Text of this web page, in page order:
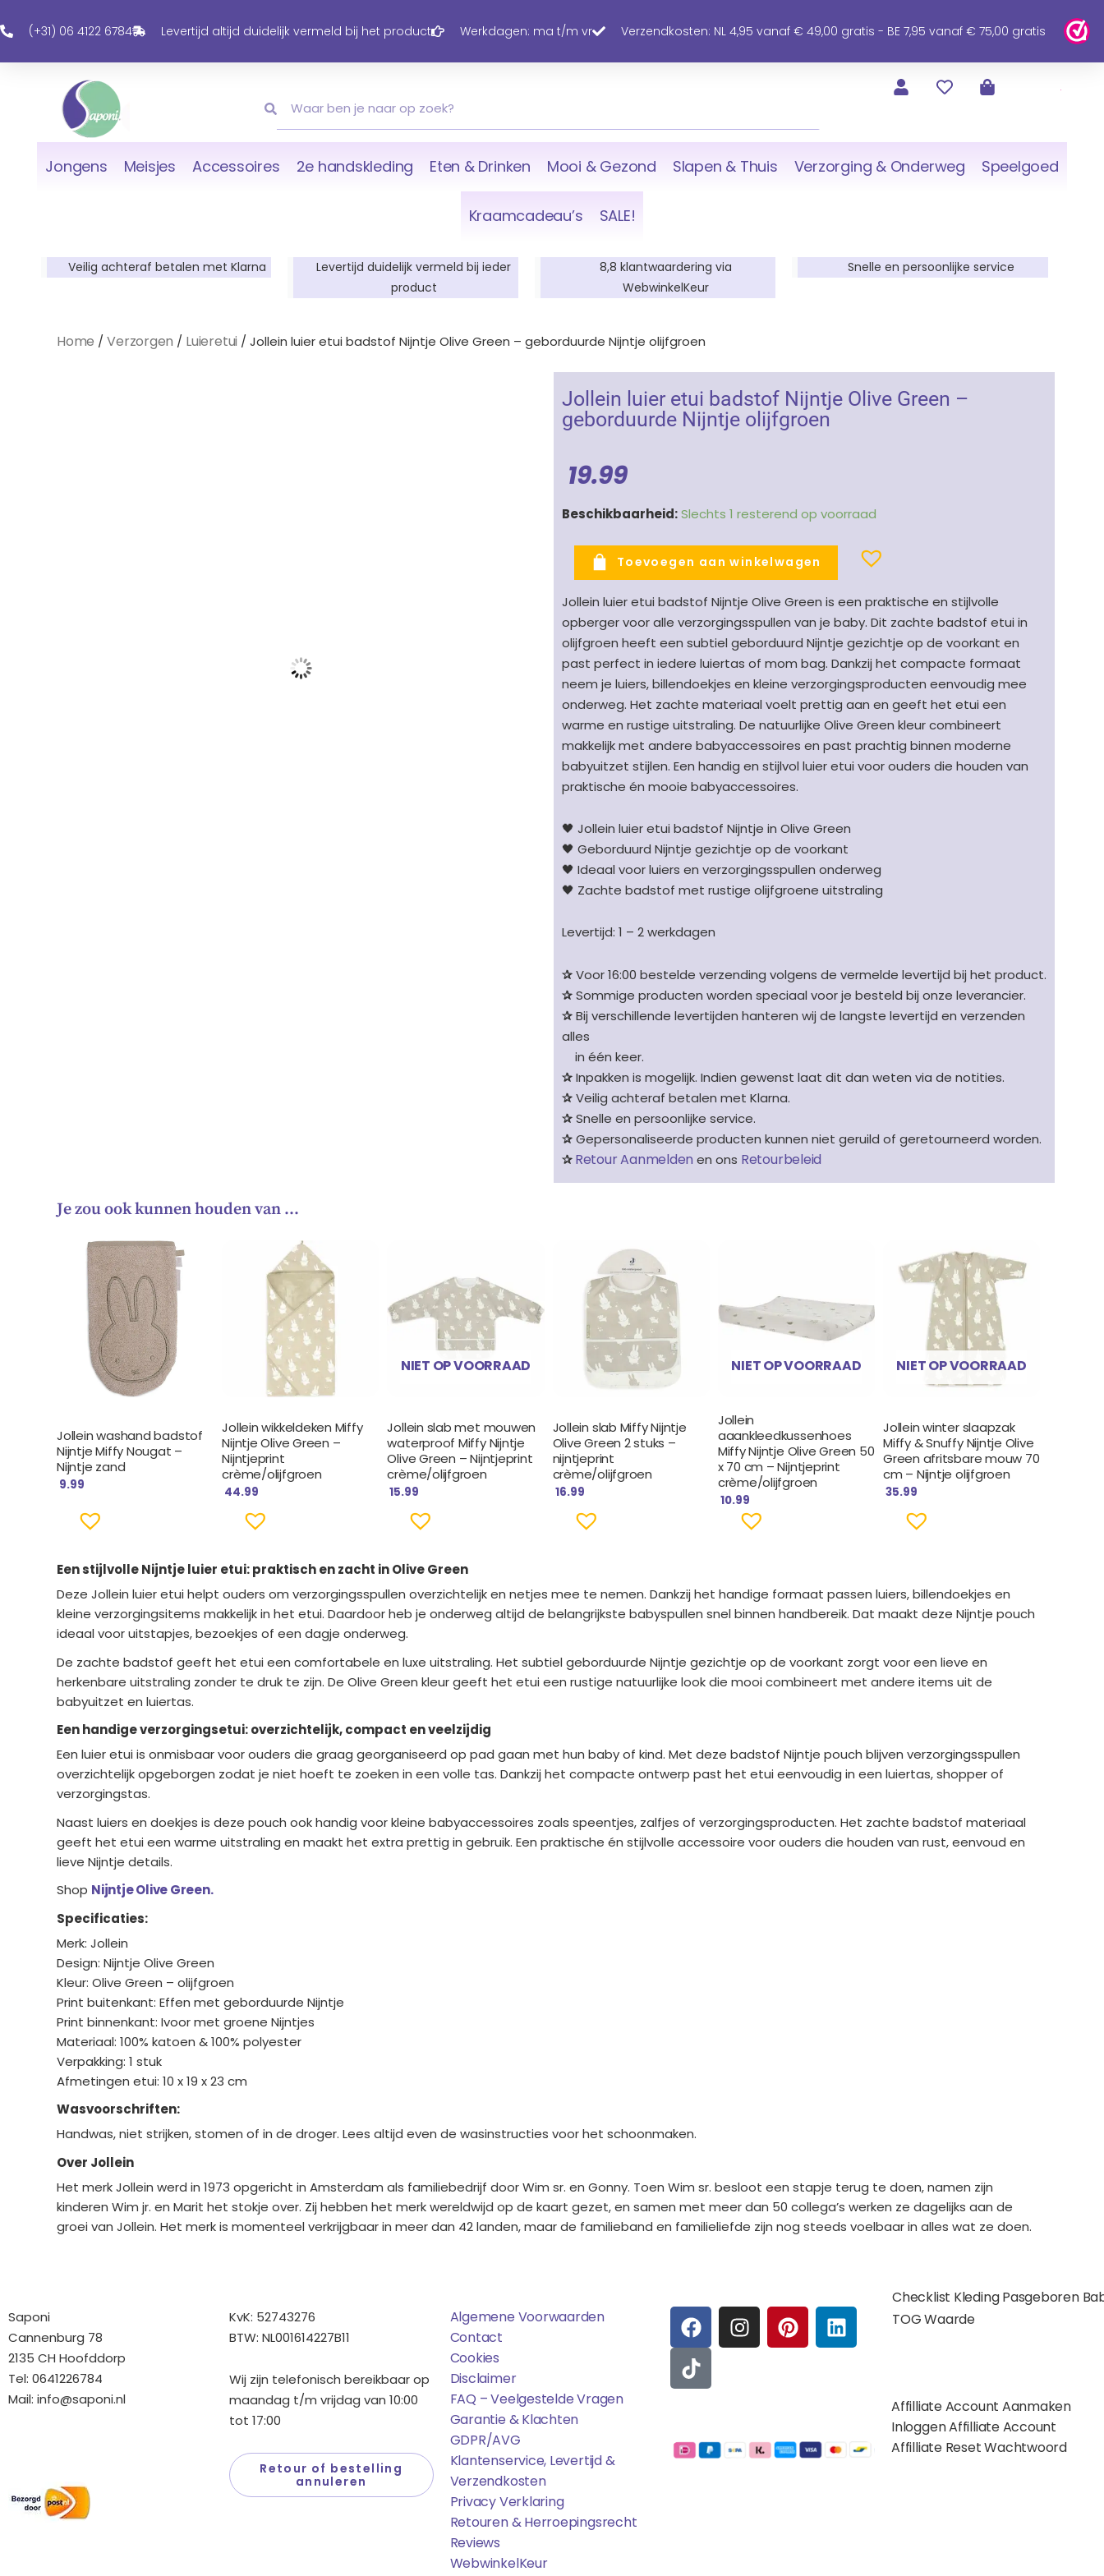
Naar
Inhoud
(+31) 06 4122 6784 Levertijd altijd duidelijk vermeld bij het product Werkdagen: ma t/m vr Verzendkosten: NL 4,95 vanaf € 49,00 gratis - BE 7,95 vanaf € 75,00 gratis
Jongens Meisjes Accessoires 2e handskleding Eten & Drinken Mooi & Gezond Slapen & Thuis Verzorging & Onderweg Speelgoed
Kraamcadeau’s SALE!
Veilig achteraf betalen met Klarna
Levertijd duidelijk vermeld bij ieder
product
8,8 klantwaardering via
WebwinkelKeur
Snelle en persoonlijke service
Home /Verzorgen / Luieretui / Jollein luier etui badstof Nijntje Olive Green – geborduurde Nijntje olijfgroen
Jollein luier etui badstof Nijntje Olive Green –
geborduurde Nijntje olijfgroen
19.99
Beschikbaarheid:Slechts 1 resterend op voorraad
Jollein
badstof
Nijntje
Olive
Green
geborduurde
Nijntje
aantal
Toevoegen aan winkelwagen
Jollein luier etui badstof Nijntje Olive Green is een praktische en stijlvolle
opberger voor alle verzorgingsspullen van je baby. Dit zachte badstof etui in
olijfgroen heeft een subtiel geborduurd Nijntje gezichtje op de voorkant en
past perfect in iedere luiertas of mom bag. Dankzij het compacte formaat
neem je luiers, billendoekjes en kleine verzorgingsproducten eenvoudig mee
onderweg. Het zachte materiaal voelt prettig aan en geeft het etui een
warme en rustige uitstraling. De natuurlijke Olive Green kleur combineert
makkelijk met andere babyaccessoires en past prachtig binnen moderne
babyuitzet stijlen. Een handig en stijlvol luier etui voor ouders die houden van
praktische én mooie babyaccessoires.
🖤 Jollein luier etui badstof Nijntje in Olive Green
🖤 Geborduurd Nijntje gezichtje op de voorkant
🖤 Ideaal voor luiers en verzorgingsspullen onderweg
🖤 Zachte badstof met rustige olijfgroene uitstraling
Levertijd: 1 – 2 werkdagen
✰Voor 16:00 bestelde verzending volgens de vermelde levertijd bij het product.
✰Sommige producten worden speciaal voor je besteld bij onze leverancier.
✰Bij verschillende levertijden hanteren wij de langste levertijd en verzenden
alles
in één keer.
✰Inpakken is mogelijk. Indien gewenst laat dit dan weten via de notities.
✰Veilig achteraf betalen met Klarna.
✰Snelle en persoonlijke service.
✰Gepersonaliseerde producten kunnen niet geruild of geretourneerd worden.
✰Retour Aanmelden en ons Retourbeleid
Je zou ook kunnen houden van …
Jollein washand badstof
Nijntje Miffy Nougat –
Nijntje zand
9.99
Jollein wikkeldeken Miffy
Nijntje Olive Green –
Nijntjeprint
crème/olijfgroen
44.99
NIET OP VOORRAAD
Jollein slab met mouwen
waterproof Miffy Nijntje
Olive Green – Nijntjeprint
crème/olijfgroen
15.99
Jollein slab Miffy Nijntje
Olive Green 2 stuks –
nijntjeprint
crème/olijfgroen
16.99
NIET OP VOORRAAD
Jollein
aaankleedkussenhoes
Miffy Nijntje Olive Green 50
x 70 cm – Nijntjeprint
crème/olijfgroen
10.99
NIET OP VOORRAAD
Jollein winter slaapzak
Miffy & Snuffy Nijntje Olive
Green afritsbare mouw 70
cm – Nijntje olijfgroen
35.99
Een stijlvolle Nijntje luier etui: praktisch en zacht in Olive Green
Deze Jollein luier etui helpt ouders om verzorgingsspullen overzichtelijk en netjes mee te nemen. Dankzij het handige formaat passen luiers, billendoekjes en
kleine verzorgingsitems makkelijk in het etui. Daardoor heb je onderweg altijd de belangrijkste babyspullen snel binnen handbereik. Dat maakt deze Nijntje pouch
ideaal voor uitstapjes, bezoekjes of een dagje onderweg.
De zachte badstof geeft het etui een comfortabele en luxe uitstraling. Het subtiel geborduurde Nijntje gezichtje op de voorkant zorgt voor een lieve en
herkenbare uitstraling zonder te druk te zijn. De Olive Green kleur geeft het etui een rustige natuurlijke look die mooi combineert met andere items uit de
babyuitzet en luiertas.
Een handige verzorgingsetui: overzichtelijk, compact en veelzijdig
Een luier etui is onmisbaar voor ouders die graag georganiseerd op pad gaan met hun baby of kind. Met deze badstof Nijntje pouch blijven verzorgingsspullen
overzichtelijk opgeborgen zodat je niet hoeft te zoeken in een volle tas. Dankzij het compacte ontwerp past het etui eenvoudig in een luiertas, shopper of
verzorgingstas.
Naast luiers en doekjes is deze pouch ook handig voor kleine babyaccessoires zoals speentjes, zalfjes of verzorgingsproducten. Het zachte badstof materiaal
geeft het etui een warme uitstraling en maakt het extra prettig in gebruik. Een praktische én stijlvolle accessoire voor ouders die houden van rust, eenvoud en
lieve Nijntje details.
Shop Nijntje Olive Green.
Specificaties:
Merk: Jollein
Design: Nijntje Olive Green
Kleur: Olive Green – olijfgroen
Print buitenkant: Effen met geborduurde Nijntje
Print binnenkant: Ivoor met groene Nijntjes
Materiaal: 100% katoen & 100% polyester
Verpakking: 1 stuk
Afmetingen etui: 10 x 19 x 23 cm
Wasvoorschriften:
Handwas, niet strijken, stomen of in de droger. Lees altijd even de wasinstructies voor het schoonmaken.
Over Jollein
Het merk Jollein werd in 1973 opgericht in Amsterdam als familiebedrijf door Wim sr. en Gonny. Toen Wim sr. besloot een stapje terug te doen, namen zijn
kinderen Wim jr. en Marit het stokje over. Zij hebben het merk wereldwijd op de kaart gezet, en samen met meer dan 50 collega’s werken ze dagelijks aan de
groei van Jollein. Het merk is momenteel verkrijgbaar in meer dan 42 landen, maar de familieband en familieliefde zijn nog steeds voelbaar in alles wat ze doen.
Saponi
Cannenburg 78
2135 CH Hoofddorp
Tel: 0641226784
Mail: info@saponi.nl
KvK: 52743276
BTW: NL001614227B11
Wij zijn telefonisch bereikbaar op
maandag t/m vrijdag van 10:00
tot 17:00
Retour of bestelling
annuleren
Algemene Voorwaarden
Contact
Cookies
Disclaimer
FAQ – Veelgestelde Vragen
Garantie & Klachten
GDPR/AVG
Klantenservice, Levertijd &
Verzendkosten
Privacy Verklaring
Retouren & Herroepingsrecht
Reviews
WebwinkelKEur
F
A
C
E
B
O
K
I
N
S
A
P
I
N
E
S
L
I
N
I
N
T
I
K
T
O
Checklist Kleding Pasgeboren
TOG Waarde
Affilliate Account Aanmaken
Inloggen Affilliate Account
Affilliate Reset Wachtwoord